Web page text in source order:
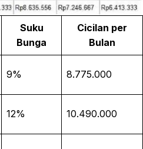
Suku
Bunga
Cicilan per
Bulan
9% 8.775.000
12% 10.490.000